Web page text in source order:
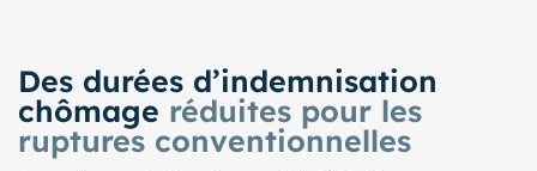
Des durées d’indemnisation
chômage réduites pour les
ruptures conventionnelles